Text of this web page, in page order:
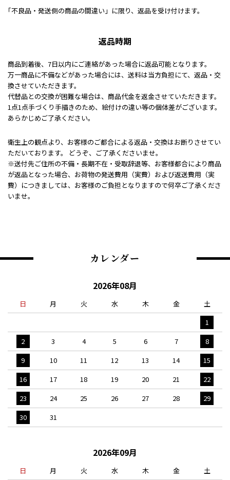
｢不良品・発送側の商品の間違い」に限り、返品を受け付けます。
返品時期
商品到着後、7日以内にご連絡があった場合に返品可能となります。
万一商品に不備などがあった場合には、送料は当方負担にて、返品・交
換させていただきます。
代替品との交換が困難な場合は、商品代金を返金させていただきます。
1点1点手づくり手描きのため、絵付けの違い等の個体差がございます。
あらかじめご了承ください。
衛生上の観点より、お客様のご都合による返品・交換はお断りさせてい
ただいております。 どうぞ、ご了承くださいませ。
※送付先ご住所の不備・長期不在・受取辞退等、お客様都合により商品
が返品となった場合、お荷物の発送費用（実費）および返送費用（実
費）につきましては、お客様のご負担となりますので何卒ご了承くださ
いませ。
カレンダー
2026年08月
日 月 火 水 木 金
土
1
2
3 4 5 6 7
8
9
10 11 12 13 14
15
16
17 18 19 20 21
22
23
24 25 26 27 28
29
30
31
2026年09月
日 月 火 水 木 金
土